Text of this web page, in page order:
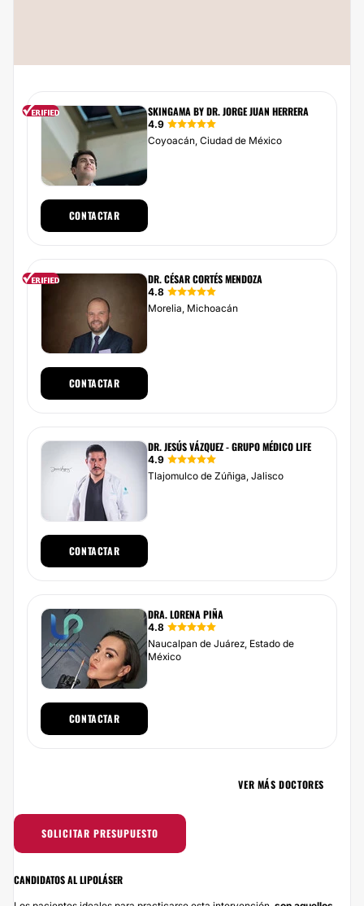
SKINGAMA BY DR. JORGE JUAN HERRERA
4.9
Coyoacán, Ciudad de México
CONTACTAR
DR. CÉSAR CORTÉS MENDOZA
4.8
Morelia, Michoacán
CONTACTAR
DR. JESÚS VÁZQUEZ - GRUPO MÉDICO LIFE
4.9
Tlajomulco de Zúñiga, Jalisco
CONTACTAR
DRA. LORENA PIÑA
4.8
Naucalpan de Juárez, Estado de
México
CONTACTAR
VER MÁS DOCTORES
SOLICITAR PRESUPUESTO
CANDIDATOS AL LIPOLÁSER